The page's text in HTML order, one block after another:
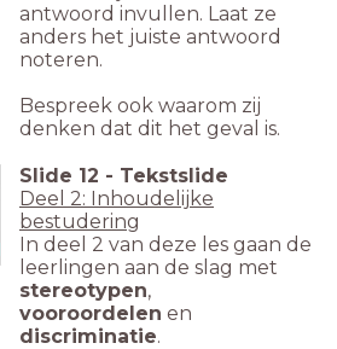
antwoord invullen. Laat ze
anders het juiste antwoord
noteren.
Bespreek ook waarom zij
denken dat dit het geval is.
Slide 12 - Tekstslide
Deel 2: Inhoudelijke
bestudering
In deel 2 van deze les gaan de
leerlingen aan de slag met
stereotypen,
vooroordelen en
discriminatie.